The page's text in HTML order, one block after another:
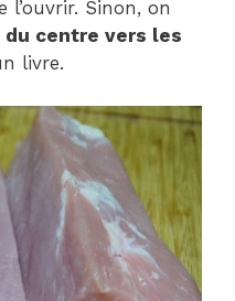
Sinon, on
du centre vers les
livre.